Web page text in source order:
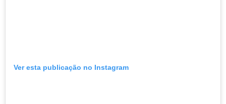
Ver esta publicação no Instagram